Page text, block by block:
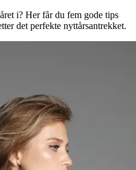
i? Her får du fem gode tips
det perfekte nyttårsantrekket.